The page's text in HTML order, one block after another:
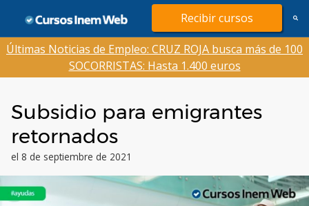
contenido
Recibir cursos
Últimas Noticias de Empleo: CRUZ ROJA busca más de 100
SOCORRISTAS: Hasta 1.400 euros
Subsidio para emigrantes
retornados
el 8 de septiembre de 2021